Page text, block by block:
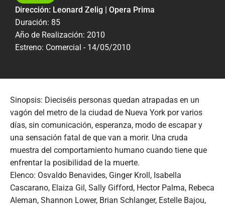
Dirección: Leonard Zelig | Opera Prima
Duración: 85
Año de Realización: 2010
Estreno: Comercial - 14/05/2010
Sinopsis: Dieciséis personas quedan atrapadas en un
vagón del metro de la ciudad de Nueva York por varios
días, sin comunicación, esperanza, modo de escapar y
una sensación fatal de que van a morir. Una cruda
muestra del comportamiento humano cuando tiene que
enfrentar la posibilidad de la muerte.
Elenco: Osvaldo Benavides, Ginger Kroll, Isabella
Cascarano, Elaiza Gil, Sally Gifford, Hector Palma, Rebeca
Aleman, Shannon Lower, Brian Schlanger, Estelle Bajou,